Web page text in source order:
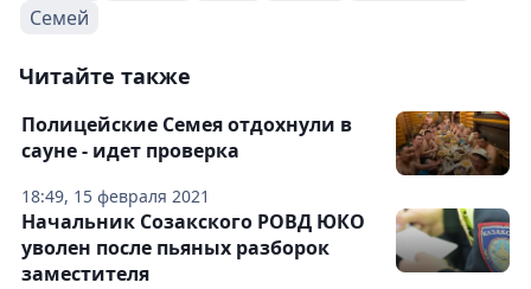
Семей
Читайте также
18:49, 15 февраля 2021
Полицейские Семея отдохнули в
сауне - идет проверка
Начальник Созакского РОВД ЮКО
уволен после пьяных разборок
заместителя